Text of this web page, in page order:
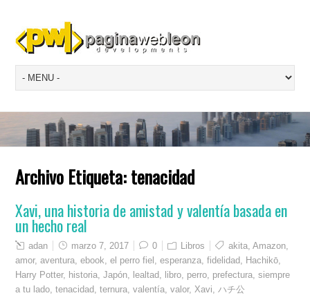
Archivo Etiqueta:tenacidad
Xavi, una historia de amistad y valentía basada en
un hecho real
adan marzo 7, 2017 0 Libros akita ,Amazon
amor,aventura ,ebook ,el perro fiel ,esperanza ,fidelidad Hachikō
Harry Potter, historia ,Japón lealtad libro perro prefectura ,siempre
a tu lado ,tenacidad ,ternura ,valentía ,valor, Xavi ハチ公